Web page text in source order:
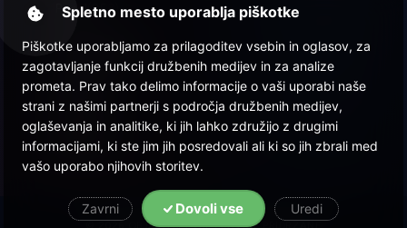
Posel(253)
Tehnologija(17)
Zabava(58)
Zdravje(22)
Spletno mesto uporablja piškotke
Piškotke uporabljamo za prilagoditev vsebin in oglasov, za
zagotavljanje funkcij družbenih medijev in za analize
prometa. Prav tako delimo informacije o vaši uporabi naše
strani z našimi partnerji s področja družbenih medijev,
oglaševanja in analitike, ki jih lahko združijo z drugimi
informacijami, ki ste jim jih posredovali ali ki so jih zbrali med
vašo uporabo njihovih storitev.
Zavrni Dovoli vse Uredi